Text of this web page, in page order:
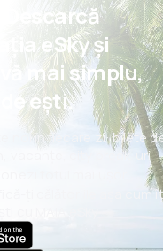
Descarcă
eSky și
mai simplu,
ești.
noi în fiecare zi: bilete
vacanțe, city break-uri
ți călătoriile așa cum